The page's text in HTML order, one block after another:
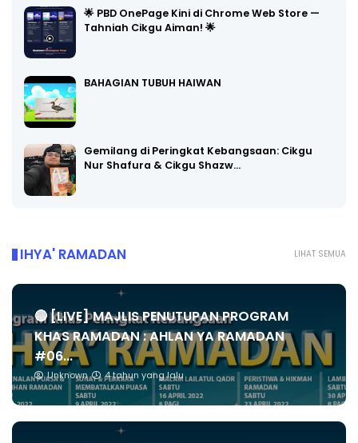
🌟 PBD OnePage Kini di Chrome Web Store —
Tahniah Cikgu Aiman! 🌟
BAHAGIAN TUBUH HAIWAN
Gemilang di Peringkat Kebangsaan: Cikgu
Nur Shafura & Cikgu Shazw…
LIHAT SEMUA
IHYA' RAMADAN
🔴 [LIVE] MAJLIS PENUTUPAN PROGRAM
KHAS RAMADAN : AHLAN YA RAMADAN
#06...
Unknown 4 tahun yang lalu